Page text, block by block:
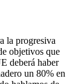
la progresiva
objetivos que
deberá haber
un 80% en